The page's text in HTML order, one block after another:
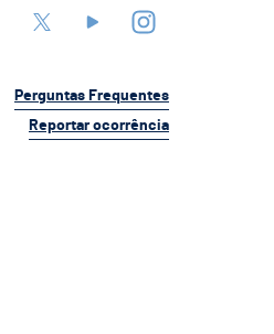
Perguntas Frequentes
Reportar ocorrência